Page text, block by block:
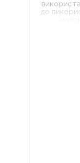
до